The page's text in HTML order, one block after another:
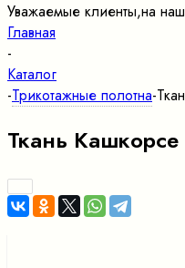
Уважаемые клиенты,на
Главная
-
Каталог
-Трикотажные полотна-
Ткань